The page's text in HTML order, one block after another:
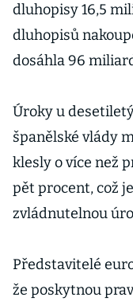
dluhopisy 16,5
dluhopisů
dosáhla 96
Úroky u
španělské vlády
klesly o více než
pět procent, což
zvládnutelnou
Představitelé
že poskytnou